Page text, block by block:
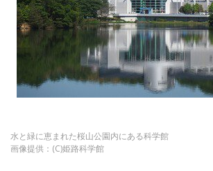
水と緑に恵まれた桜山公園内にある科学館
画像提供：(C)姫路科学館